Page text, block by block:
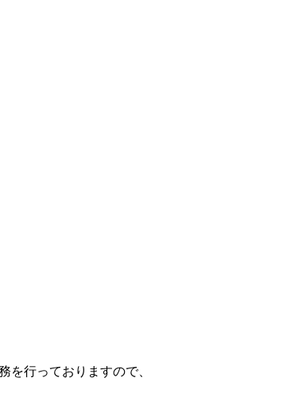
を行っておりますので、